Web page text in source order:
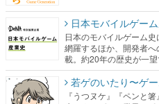
日本モバイルゲー
日本のモバイルゲーム
網羅するほか、開発者
載。約20年の歴史が一望
若ゲのいたり〜ゲ
『うつヌケ』『ペンと